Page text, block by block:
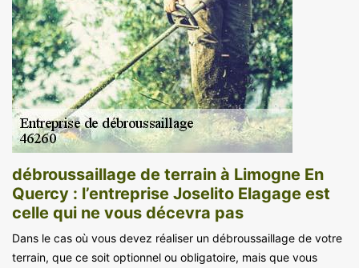
débroussaillage de terrain à Limogne En
Quercy : l’entreprise Joselito Elagage est
celle qui ne vous décevra pas
Dans le cas où vous devez réaliser un débroussaillage de votre
terrain, que ce soit optionnel ou obligatoire, mais que vous